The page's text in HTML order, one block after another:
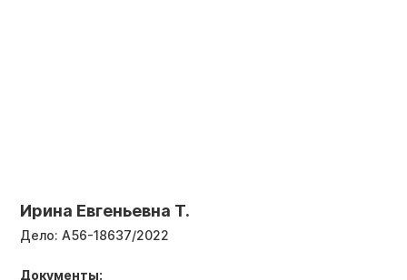
Ирина Евгеньевна Т.
Дело: А56-18637/2022
Документы: